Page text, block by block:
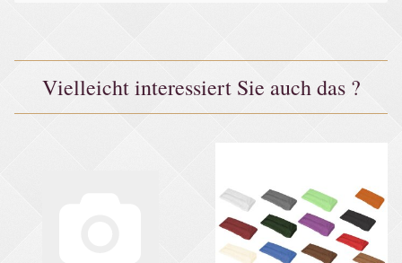
Vielleicht interessiert Sie auch das ?